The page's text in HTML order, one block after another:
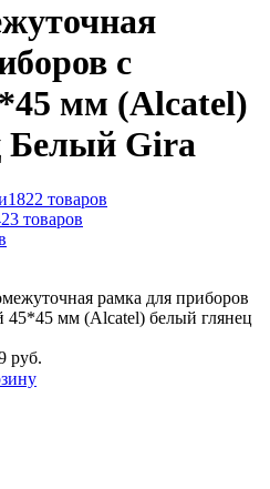
с
мм (Alcatel)
Белый Gira
1822 товаров
товаров
рамка для приборов
45*45 мм (Alcatel) белый глянец
руб.